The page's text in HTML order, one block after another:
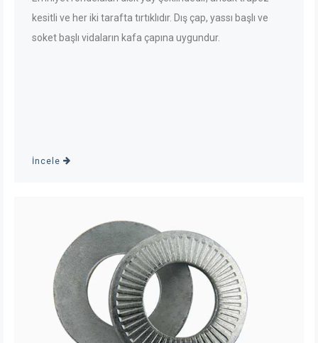
kesitli ve her iki tarafta tırtıklıdır. Dış çap, yassı başlı ve
soket başlı vidaların kafa çapına uygundur.
İncele